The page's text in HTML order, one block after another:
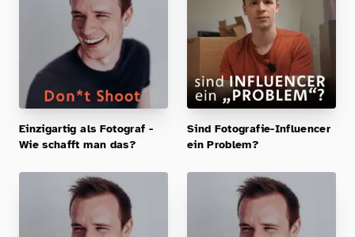
Einzigartig als Fotograf -
Wie schafft man das?
Sind Fotografie-Influencer
ein Problem?